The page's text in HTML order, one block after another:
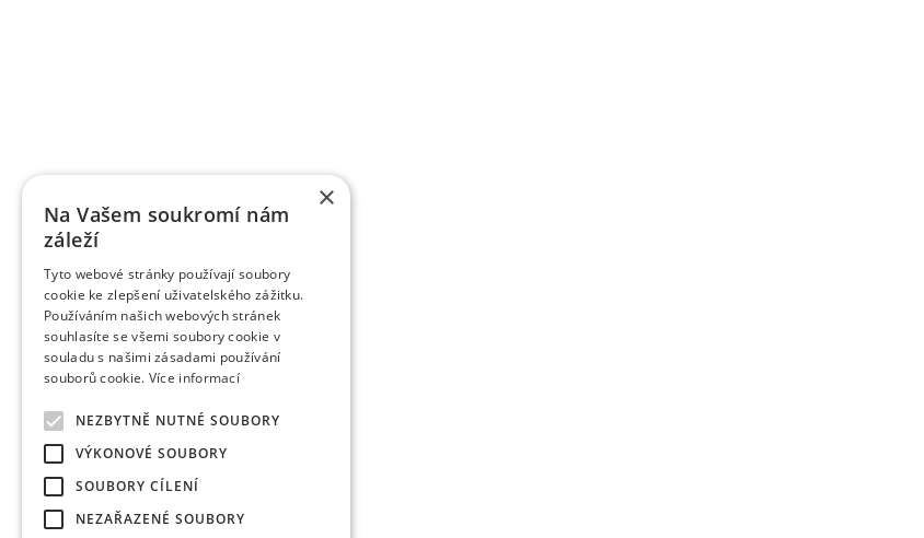
Ergebnisbewertungsmethodik einer Forschungsorganisation definiert und in den
Informationsregister der Ergebnisse übergeben werden. Es handelt sich sowohl um Ergebnisse
des Veröffentlichungscharakters als auch um anwendbare Ergebnisse. Die Forschungs- und
verlegt die Organisation die Zeitschrift Vědecké práce ovocnářské (Wissenschaftliche
Obstbauarbeiten). Die Zeitschrift veröffentlicht die originalen wissenschaftlichen Arbeiten auf
dem Gebiet des Obstbaus. Sie ist eine rezensierte Zeitschrift, eingetragen in der Liste der
rezensierten Non-Impact-Zeitschriften (Periodiken), die in der Tschechischen Republik verlegt
werden. Sie wird in CA B Abstracts/Horticultural Science Abstracts, Plant Breeding Abstracts,
Zu den erfolgreich vermarkten Ergebnissen gehören rechtlich geschützte Sorten, bis jetzt
das Registrierungsverfahren durch. Eine Reihe von Sorten hat den Rechtschutz in der
Tschechischen Republik und nachfolgend auch in der Europäischen Union bekommen. Besonders
Weiter wurden in der VŠÚO Holovousy einige Ergebnisse auf dem Gebiet des Halbbetriebes und
×
Na Vašem soukromí nám
záleží
Tyto webové stránky používají soubory
cookie ke zlepšení uživatelského zážitku.
Používáním našich webových stránek
souhlasíte se všemi soubory cookie v
souladu s našimi zásadami používání
souborů cookie. Více informací
NEZBYTNĚ NUTNÉ SOUBORY
VÝKONOVÉ SOUBORY
SOUBORY CÍLENÍ
NEZAŘAZENÉ SOUBORY